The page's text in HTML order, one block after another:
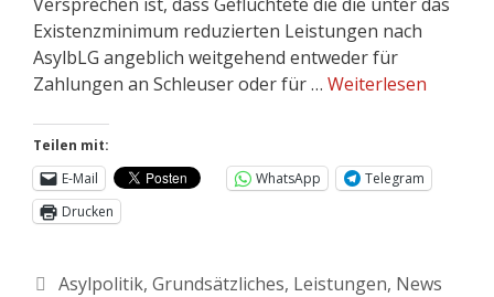
Existenzminimum reduzierten Leistungen nach
AsylbLG angeblich weitgehend entweder für
Zahlungen an Schleuser oder für … Weiterlesen
Teilen mit:
E-Mail
WhatsApp
Telegram
Drucken
Asylpolitik, Grundsätzliches, Leistungen, News